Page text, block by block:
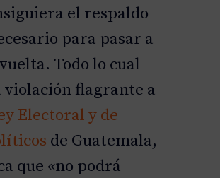
el respaldo
para pasar a
Todo lo cual
violación flagrante a
Electoral y de
de Guatemala,
que «no podrá